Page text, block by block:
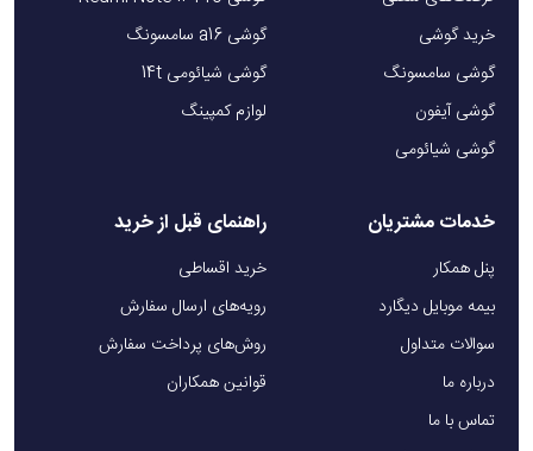
خرید گوشی
گوشی سامسونگ
گوشی آیفون
گوشی شیائومی
گوشی a16 سامسونگ
گوشی شیائومی 14t
لوازم کمپینگ
خدمات مشتریان
پنل همکار
بیمه موبایل دیگارد
سوالات متداول
درباره ما
تماس با ما
راهنمای قبل از خرید
خرید اقساطی
رویه‌های ارسال سفارش
روش‌های پرداخت سفارش
قوانین همکاران